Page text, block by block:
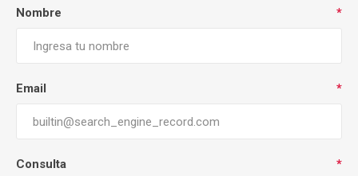
Nombre *
Email *
Consulta *